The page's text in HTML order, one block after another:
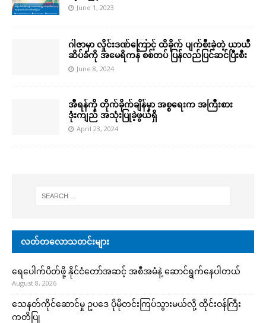
June 1, 2023
ဂါဇာမှာ လှိုင်းဒဏ်ကြောင့် ထိခိုက် ပျက်စီးခဲ့တဲ့ ယာယီ
ဆိပ်ခံကို အမေရိကန် စစ်တပ် ပြန်လည်ပြင်ဆင်ပြီးစီး
June 8, 2024
အီရန်ကို တိုက်ခိုက်ချိန်မှာ အစ္စရေးက အကြီးစား
ဒုံးကျည် အသုံးပြုခဲ့ဖွယ်ရှိ
April 23, 2024
လတ်တလောသတင်းများ
ရေပေါက်ပိတ်ဖို့ နိုင်ငံတော်အဆင့် အစီအမံနဲ့ ဆောင်ရွက်နေပါတယ်
August 8, 2026
သေနတ်ကိုင်ဆောင်မှု ဥပဒေ ပိုမိုတင်းကြပ်သွားမယ်လို့ ထိုင်းဝန်ကြီး
ကတိပြု